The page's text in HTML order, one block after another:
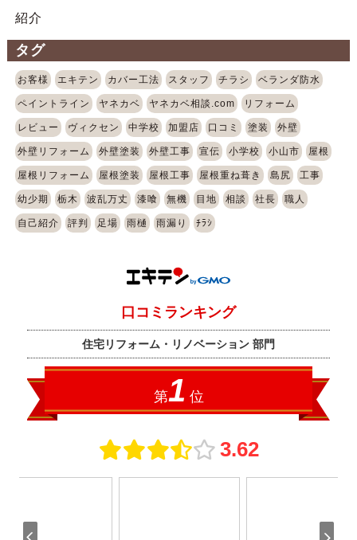
紹介
タグ
お客様 エキテン カバー工法 スタッフ チラシ ベランダ防水
ペイントライン ヤネカベ ヤネカベ相談.com リフォーム
レビュー ヴィクセン 中学校 加盟店 口コミ 塗装 外壁
外壁リフォーム 外壁塗装 外壁工事 宣伝 小学校 小山市 屋根
屋根リフォーム 屋根塗装 屋根工事 屋根重ね葺き 島尻 工事
幼少期 栃木 波乱万丈 漆喰 無機 目地 相談 社長 職人
自己紹介 評判 足場 雨樋 雨漏り ﾁﾗｼ